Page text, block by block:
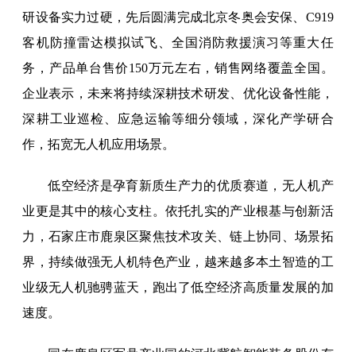
研设备实力过硬，先后圆满完成北京冬奥会安保、C919
客机防撞雷达模拟试飞、全国消防救援演习等重大任
务，产品单台售价150万元左右，销售网络覆盖全国。
企业表示，未来将持续深耕技术研发、优化设备性能，
深耕工业巡检、应急运输等细分领域，深化产学研合
作，拓宽无人机应用场景。
低空经济是孕育新质生产力的优质赛道，无人机产
业更是其中的核心支柱。依托扎实的产业根基与创新活
力，石家庄市鹿泉区聚焦技术攻关、链上协同、场景拓
界，持续做强无人机特色产业，越来越多本土智造的工
业级无人机驰骋蓝天，跑出了低空经济高质量发展的加
速度。